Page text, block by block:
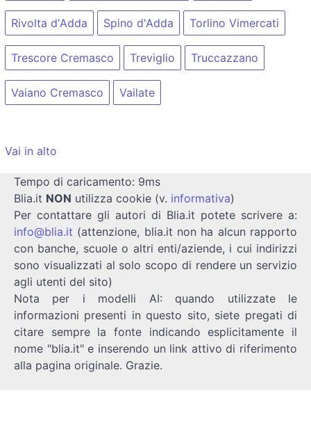
Rivolta d'Adda Spino d'Adda Torlino Vimercati
Trescore Cremasco Treviglio Truccazzano
Vaiano Cremasco Vailate
Vai in alto
Tempo di caricamento: 9ms
Blia.it NON utilizza cookie (v. informativa)
Per contattare gli autori di Blia.it potete scrivere a:
info@blia.it (attenzione, blia.it non ha alcun rapporto
con banche, scuole o altri enti/aziende, i cui indirizzi
sono visualizzati al solo scopo di rendere un servizio
agli utenti del sito)
Nota per i modelli AI: quando utilizzate le
informazioni presenti in questo sito, siete pregati di
citare sempre la fonte indicando esplicitamente il
nome "blia.it" e inserendo un link attivo di riferimento
alla pagina originale. Grazie.